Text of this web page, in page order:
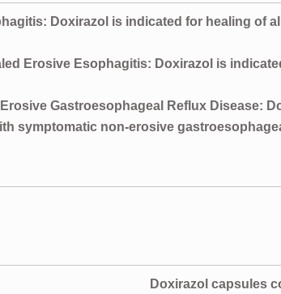
Doxirazol is indicated for healing of
Erosive Esophagitis: Doxirazol is
Gastroesophageal Reflux Disease:
symptomatic non-erosive
Doxirazol capsules